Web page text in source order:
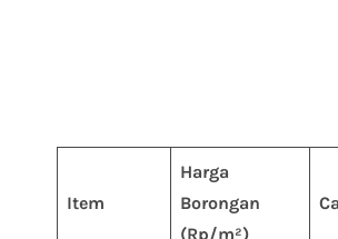
Item
Harga
Borongan
(Rp/m²)